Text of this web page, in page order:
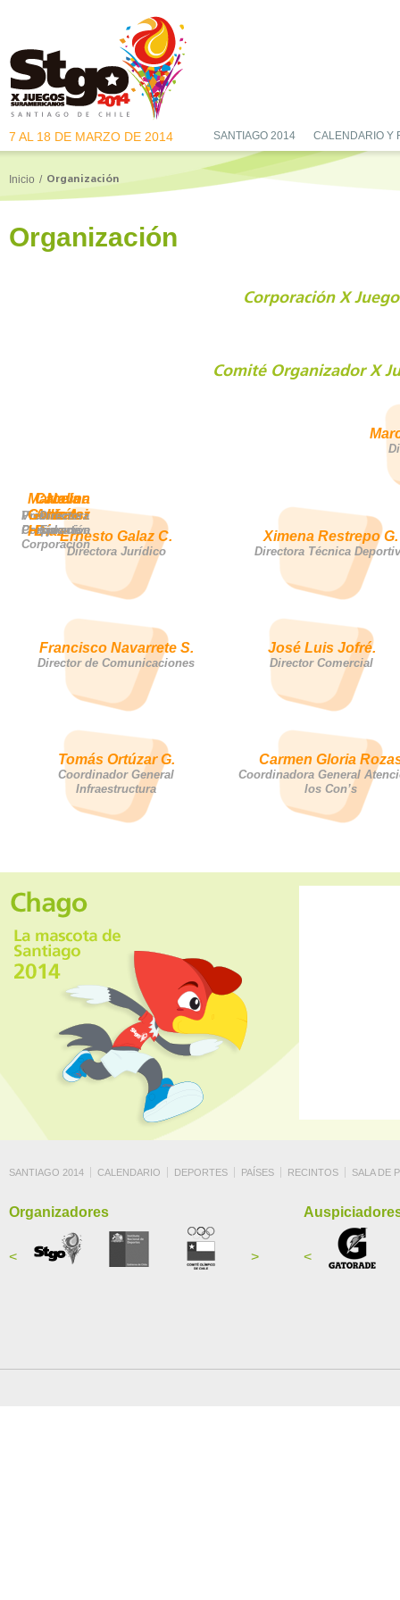
7 AL 18 DE MARZO DE 2014 SANTIAGO 2014 CALENDARIO Y
Inicio / Organización
Organización
Corporación X
Catalina
Anfossi
Díaz
Presidente
Corporación
Neven
Ilic A.
Vice
Presidente
Corporación
Marcela
González
H.
Directora
Ejecutiva
Comité Organizador X
Ernesto Galaz C.
Directora Jurídico
Ximena Restrepo G.
Directora Técnica
Francisco Navarrete S.
Director de Comunicaciones
José Luis Jofré.
Director Comercial
Tomás Ortúzar G.
Coordinador General
Infraestructura
Carmen Gloria
Coordinadora General
los Con’s
SANTIAGO 2014 CALENDARIO DEPORTES PAÍSES RECINTOS SALA DE
Organizadores
< > <